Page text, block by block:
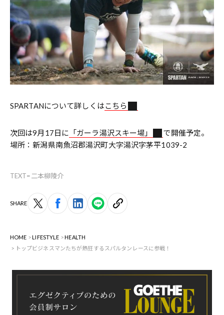
SPARTANについて詳しくはこちら
次回は9月17日に 「ガーラ湯沢スキー場」
で開催予定。
場所：新潟県南魚沼郡湯沢町大字湯沢字茅平1039-2
TEXT=二本柳陵介
SHARE
HOME LIFESTYLE
HEALTH
トップビジネスマンたちが熱狂するスパルタンレースに参戦！